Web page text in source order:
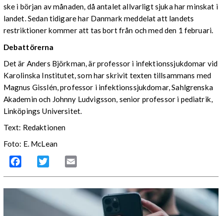
ske i början av månaden, då antalet allvarligt sjuka har minskat i
landet. Sedan tidigare har Danmark meddelat att landets
restriktioner kommer att tas bort från och med den 1 februari.
Debattörerna
Det är Anders Björkman, är professor i infektionssjukdomar vid
Karolinska Institutet, som har skrivit texten tillsammans med
Magnus Gisslén, professor i infektionssjukdomar, Sahlgrenska
Akademin och Johnny Ludvigsson, senior professor i pediatrik,
Linköpings Universitet.
Text: Redaktionen
Foto: E. McLean
Facebook Twitter